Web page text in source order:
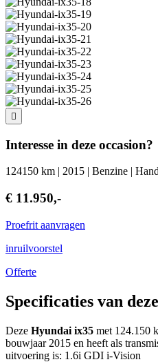
Interesse in deze occasion?
124150 km | 2015 | Benzine |
€ 11.950,-
Proefrit aanvragen
inruilvoorstel
Offerte
Specificaties van
Deze Hyundai ix35 met 124.150
bouwjaar 2015 en heeft als
uitvoering is: 1.6i GDI i-Vision